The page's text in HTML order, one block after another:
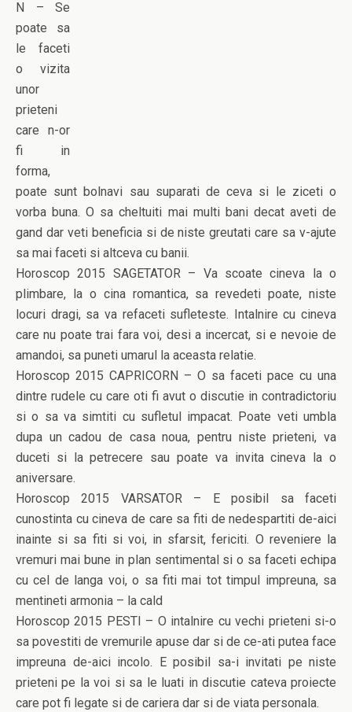
N – Se
poate sa
le faceti
o vizita
unor
prieteni
care n-or
fi in
forma,
poate sunt bolnavi sau suparati de ceva si le ziceti o
vorba buna. O sa cheltuiti mai multi bani decat aveti de
gand dar veti beneficia si de niste greutati care sa v-ajute
sa mai faceti si altceva cu banii.
Horoscop 2015 SAGETATOR – Va scoate cineva la o
plimbare, la o cina romantica, sa revedeti poate, niste
locuri dragi, sa va refaceti sufleteste. Intalnire cu cineva
care nu poate trai fara voi, desi a incercat, si e nevoie de
amandoi, sa puneti umarul la aceasta relatie.
Horoscop 2015 CAPRICORN – O sa faceti pace cu una
dintre rudele cu care oti fi avut o discutie in contradictoriu
si o sa va simtiti cu sufletul impacat. Poate veti umbla
dupa un cadou de casa noua, pentru niste prieteni, va
duceti si la petrecere sau poate va invita cineva la o
aniversare.
Horoscop 2015 VARSATOR – E posibil sa faceti
cunostinta cu cineva de care sa fiti de nedespartiti de-aici
inainte si sa fiti si voi, in sfarsit, fericiti. O reveniere la
vremuri mai bune in plan sentimental si o sa faceti echipa
cu cel de langa voi, o sa fiti mai tot timpul impreuna, sa
mentineti armonia – la cald
Horoscop 2015 PESTI – O intalnire cu vechi prieteni si-o
sa povestiti de vremurile apuse dar si de ce-ati putea face
impreuna de-aici incolo. E posibil sa-i invitati pe niste
prieteni pe la voi si sa le luati in discutie cateva proiecte
care pot fi legate si de cariera dar si de viata personala.